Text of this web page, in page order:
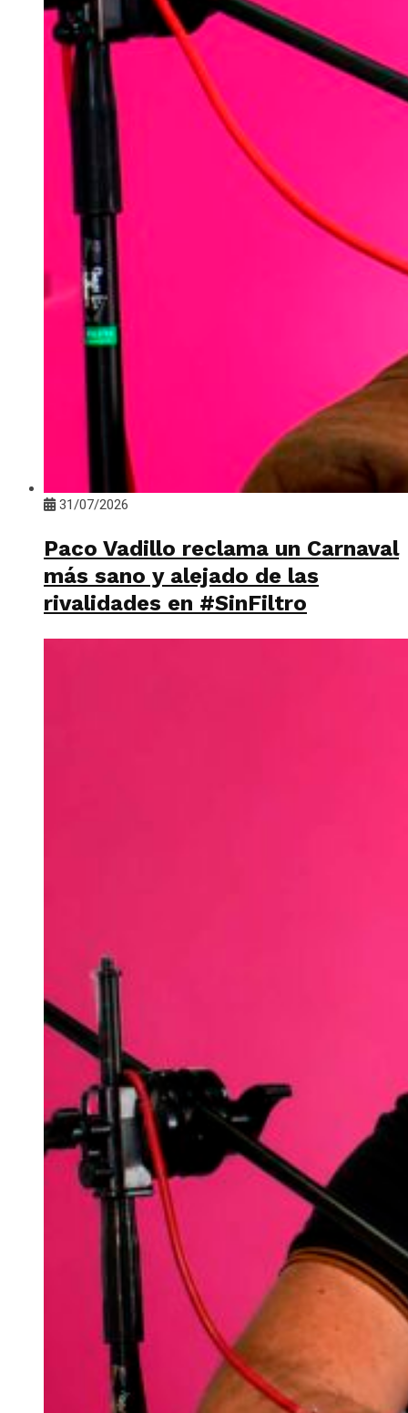
31/07/2026
Paco Vadillo reclama un Carnaval
más sano y alejado de las
rivalidades en #SinFiltro